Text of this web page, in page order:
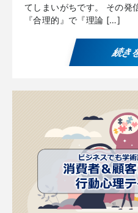
てしまいがちです。 その発
『合理的』で『理論 […]
続き